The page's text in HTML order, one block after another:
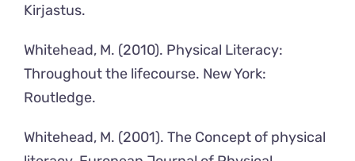
Kirjastus.
Whitehead, M. (2010). Physical Literacy:
Throughout the lifecourse. New York:
Routledge.
Whitehead, M. (2001). The Concept of physical